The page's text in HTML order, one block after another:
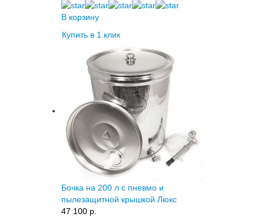
В корзину
Купить в 1 клик
Бочка на 200 л с пневмо и
пылезащитной крышкой Люкс
47 100 p.